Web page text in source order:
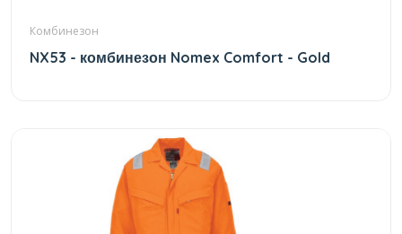
Комбинезон
NX53 - комбинезон Nomex Comfort - Gold